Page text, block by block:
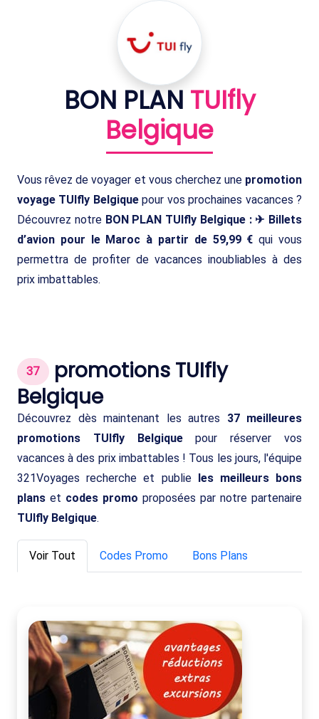
BON PLAN TUIfly
Belgique
Vous rêvez de voyager et vous cherchez une promotion
voyage TUIfly Belgiquepour vos prochaines vacances ?
Découvrez notre BON PLAN TUIfly Belgique : ✈ Billets
d’avion pour le Maroc à partir de 59,99 € qui vous
permettra de profiter de vacances inoubliables à des
prix imbattables.
37
promotions TUIfly
Belgique
Découvrez dès maintenant les autres 37 meilleures
promotions TUIfly Belgiquepour réserver vos
vacances à des prix imbattables ! Tous les jours, l'équipe
321Voyages recherche et publie
les meilleurs bons
plans et codes promo proposées par notre partenaire
TUIfly Belgique.
Voir Tout Codes Promo Bons Plans